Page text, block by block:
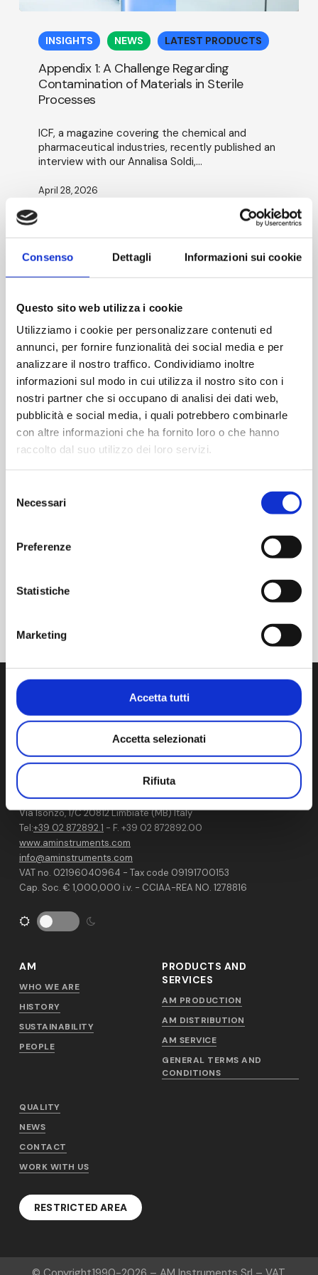
Consenso Dettagli Informazioni sui cookie
Questo sito web utilizza i cookie
Utilizziamo i cookie per personalizzare contenuti ed
annunci, per fornire funzionalità dei social media e per
analizzare il nostro traffico. Condividiamo inoltre
informazioni sul modo in cui utilizza il nostro sito con i
nostri partner che si occupano di analisi dei dati web,
pubblicità e social media, i quali potrebbero combinarle
con altre informazioni che ha fornito loro o che hanno
raccolto dal suo utilizzo dei loro servizi.
delNecessari
Preferenze
Statistiche
Marketing
Accetta tutti
Accetta selezionati
Rifiuta
Challenge
Regarding
Contamination
Sterile
Processes
INSIGHTS NEWS LATEST PRODUCTS
Appendix 1: A Challenge Regarding
Contamination of Materials in Sterile
Processes
ICF, a magazine covering the chemical and
pharmaceutical industries, recently published an
interview with our Annalisa Soldi,…
April 28, 2026
New
Pharmaclean®
envelope:
interview
LATEST PRODUCTS
New Pharmaclean® envelope: interview
with Annalisa Soldi
Pharmaclean® innovation for sterilization
We develop, manufacture and distribute state-of-the-art
products and services for contamination control in
Via Isonzo, 1/C 20812 Limbiate (MB) Italy
Tel:+39 02 872892.1 - F. +39 02 872892.00
www.aminstruments.com
info@aminstruments.com
VAT no. 02196040964 - Tax code 09191700153
Cap. Soc. € 1,000,000 i.v. - CCIAA-REA NO. 1278816
AM
WHO WE ARE
HISTORY
SUSTAINABILITY
PEOPLE
PRODUCTS AND
SERVICES
AM PRODUCTION
AM DISTRIBUTION
AM SERVICE
GENERAL TERMS AND
CONDITIONS
QUALITY
NEWS
CONTACT
WORK WITH US
RESTRICTED AREA